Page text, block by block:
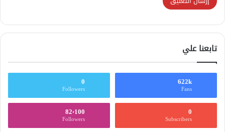
تابعنا علي
622k
Fans
0
Followers
0
Subscribers
82٬100
Followers